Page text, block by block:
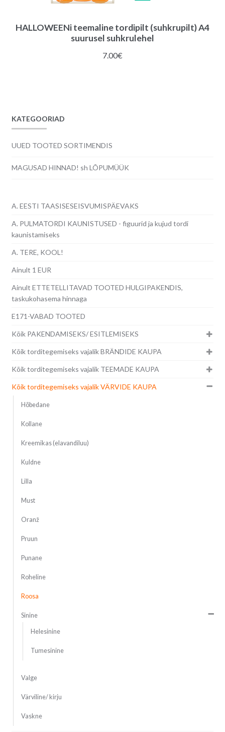
HALLOWEENi teemaline tordipilt (suhkrupilt) A4
suurusel suhkrulehel
7.00€
KATEGOORIAD
UUED TOOTED SORTIMENDIS
MAGUSAD HINNAD! sh LÕPUMÜÜK
A. EESTI TAASISESEISVUMISPÄEVAKS
A. PULMATORDI KAUNISTUSED - figuurid ja kujud tordi
kaunistamiseks
A. TERE, KOOL!
Ainult 1 EUR
Ainult ETTETELLITAVAD TOOTED HULGIPAKENDIS,
taskukohasema hinnaga
E171-VABAD TOOTED
Kõik PAKENDAMISEKS/ ESITLEMISEKS
Kõik torditegemiseks vajalik BRÄNDIDE KAUPA
Kõik torditegemiseks vajalik TEEMADE KAUPA
Kõik torditegemiseks vajalik VÄRVIDE KAUPA
Hõbedane
Kollane
Kreemikas (elavandiluu)
Kuldne
Lilla
Must
Oranž
Pruun
Punane
Roheline
Roosa
Sinine
Helesinine
Tumesinine
Valge
Värviline/ kirju
Vaskne